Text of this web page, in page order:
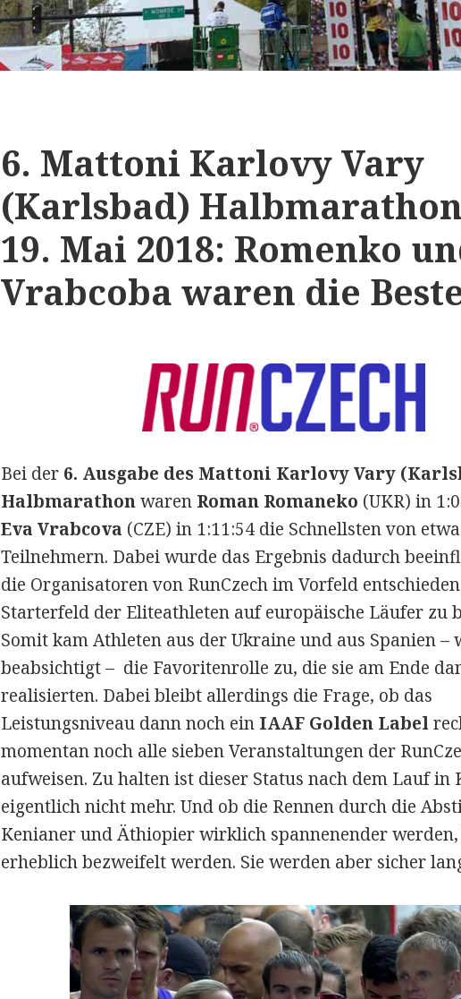
6. Mattoni Karlovy Vary
(Karlsbad)
19. Mai 2018: Romenko
Vrabcoba waren die
Bei der 6. Ausgabe des Mattoni Karlovy Vary
Halbmarathonwaren Roman Romaneko (UKR) in
Eva Vrabcova (CZE) in 1:11:54 die Schnellsten von
Teilnehmern. Dabei wurde das Ergebnis dadurch
die Organisatoren von RunCzech im Vorfeld
Starterfeld der Eliteathleten auf europäische Läufer zu
Somit kam Athleten aus der Ukraine und aus Spanien –
beabsichtigt – die Favoritenrolle zu, die sie am Ende
realisierten. Dabei bleibt allerdings die Frage, ob das
Leistungsniveau dann noch ein IAAF Golden Label
momentan noch alle sieben Veranstaltungen der
aufweisen. Zu halten ist dieser Status nach dem Lauf in
eigentlich nicht mehr. Und ob die Rennen durch die
Kenianer und Äthiopier wirklich spannenender
erheblich bezweifelt werden. Sie werden aber sicher